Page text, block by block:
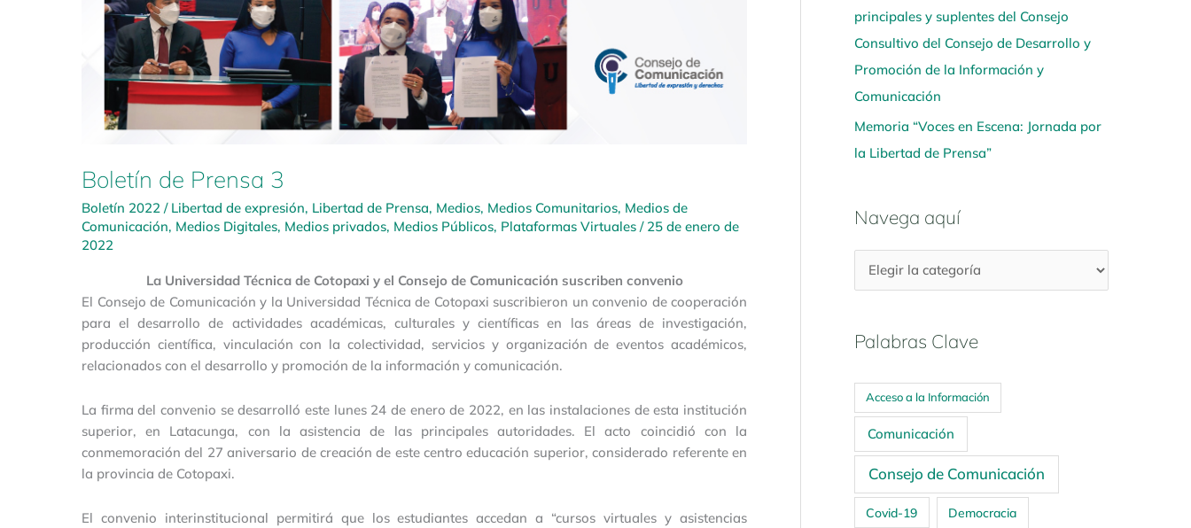
Boletín de Prensa 3
Boletín 2022 / Libertad de expresión, Libertad de Prensa, Medios, Medios Comunitarios, Medios de
Comunicación, Medios Digitales, Medios privados, Medios Públicos, Plataformas Virtuales / 25 de enero de
2022
La Universidad Técnica de Cotopaxi y el Consejo de Comunicación suscriben convenio
El Consejo de Comunicación y la Universidad Técnica de Cotopaxi suscribieron un convenio de cooperación
para el desarrollo de actividades académicas, culturales y científicas en las áreas de investigación,
producción científica, vinculación con la colectividad, servicios y organización de eventos académicos,
relacionados con el desarrollo y promoción de la información y comunicación.
La firma del convenio se desarrolló este lunes 24 de enero de 2022, en las instalaciones de esta institución
superior, en Latacunga, con la asistencia de las principales autoridades. El acto coincidió con la
conmemoración del 27 aniversario de creación de este centro educación superior, considerado referente en
la provincia de Cotopaxi.
El convenio interinstitucional permitirá que los estudiantes accedan a “cursos virtuales y asistencias
principales y suplentes del Consejo
Consultivo del Consejo de Desarrollo y
Promoción de la Información y
Comunicación
Memoria “Voces en Escena: Jornada por
la Libertad de Prensa”
Navega aquí
Palabras Clave
Acceso a la Información
Comunicación
Consejo de Comunicación
Covid-19 Democracia